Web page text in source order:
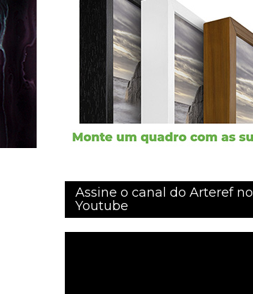
Assine o canal do Arteref no
Youtube